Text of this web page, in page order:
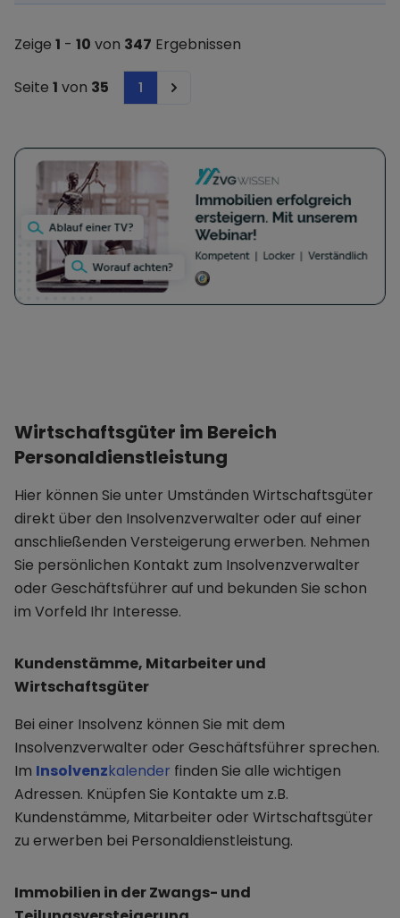
Zeige 1 - 10 von 347 Ergebnissen
Seite 1 von 35 1 Next
Wirtschaftsgüter im Bereich
Personaldienstleistung
Hier können Sie unter Umständen Wirtschaftsgüter
direkt über den Insolvenzverwalter oder auf einer
anschließenden Versteigerung erwerben. Nehmen
Sie persönlichen Kontakt zum Insolvenzverwalter
oder Geschäftsführer auf und bekunden Sie schon
im Vorfeld Ihr Interesse.
Kundenstämme, Mitarbeiter und
Wirtschaftsgüter
Bei einer Insolvenz können Sie mit dem
Insolvenzverwalter oder Geschäftsführer sprechen.
Im Insolvenzkalender finden Sie alle wichtigen
Adressen. Knüpfen Sie Kontakte um z.B.
Kundenstämme, Mitarbeiter oder Wirtschaftsgüter
zu erwerben bei Personaldienstleistung.
Immobilien in der Zwangs- und